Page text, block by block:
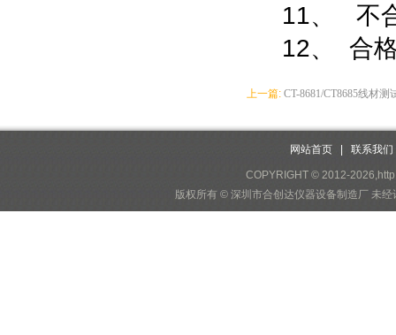
11、 不
12、 合
上一篇: CT-8681/CT8685线材测
网站首页 联系我们
COPYRIGHT © 2012-
版权所有 © 深圳市合创达仪器设备制造厂 未